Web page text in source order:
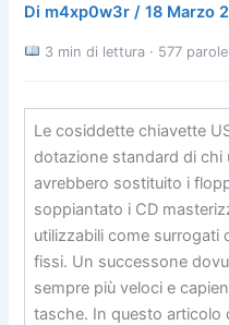
Di m4xp0w3r/18 Marzo
3 min di lettura · 577 parole
Le cosiddette chiavette
dotazione standard di chi
avrebbero sostituito i
soppiantato i CD
utilizzabili come surrogati
fissi. Un successone
sempre più veloci e
tasche. In questo articolo